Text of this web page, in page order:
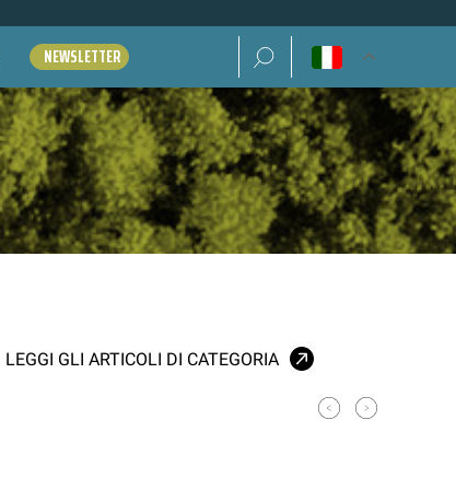
NEWSLETTER Ricerca per:
LEGGI GLI ARTICOLI DI CATEGORIA